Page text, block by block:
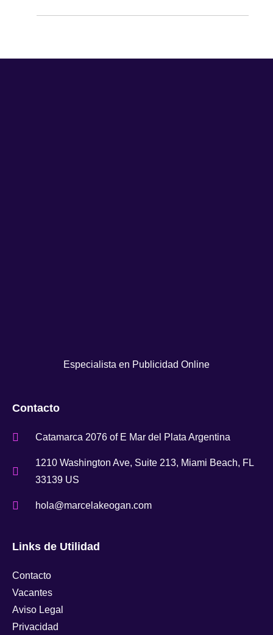
Especialista en Publicidad Online
Contacto
Catamarca 2076 of E Mar del Plata Argentina
1210 Washington Ave, Suite 213, Miami Beach, FL
33139 US
hola@marcelakeogan.com
Links de Utilidad
Contacto
Vacantes
Aviso Legal
Privacidad